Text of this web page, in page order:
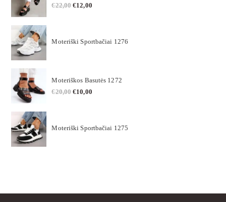
€22,00 €12,00
Moteriški Sportbačiai 1276
Moteriškos Basutės 1272
€20,00 €10,00
Moteriški Sportbačiai 1275